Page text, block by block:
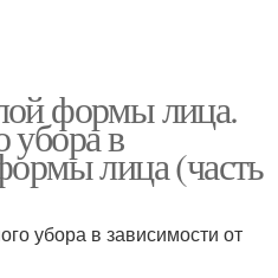
формы лица.
убора в
лица (часть
убора в зависимости от